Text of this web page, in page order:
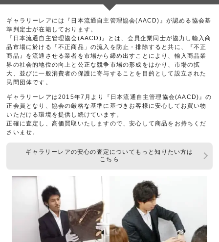
ギャラリーレアには『日本流通自主管理協会(AACD)』が認める協会基
準判定士が在籍しております。
『日本流通自主管理協会(AACD)』とは、会員企業同士が協力し輸入商
品市場に於ける「不正商品」の流入を防止・排除すると共に、『不正
商品』を流通させる業者を市場から締め出すことにより、輸入商品業
界の社会的地位の向上と公正な競争市場の形成をはかり、市場の拡
大、並びに一般消費者の保護に寄与することを目的として設立された
民間団体です。
ギャラリーレアは2015年7月より『日本流通自主管理協会(AACD)』の
正会員となり、協会の厳格な基準に基づきお客様に安心してお買い物
いただける環境を提供し続けています。
正確に査定し、高価買取いたしますので、安心して商品をお持ちくだ
さいませ。
ギャラリーレアの安心の査定についてもっと知りたい方は
こちら